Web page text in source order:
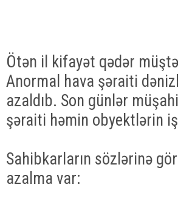
Ötən il kifayət qədər
Anormal hava şəraiti
azaldıb. Son günlər
şəraiti həmin obyektlərin
Sahibkarların sözlərinə
azalma var: